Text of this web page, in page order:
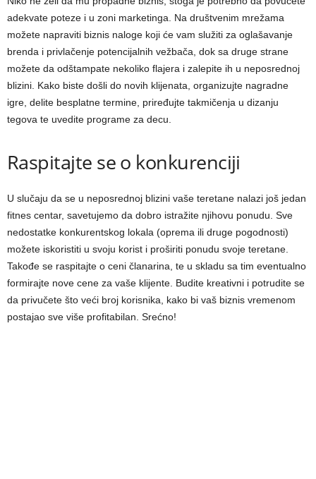
adekvate poteze i u zoni marketinga. Na društvenim mrežama
možete napraviti biznis naloge koji će vam služiti za oglašavanje
brenda i privlačenje potencijalnih vežbača, dok sa druge strane
možete da odštampate nekoliko flajera i zalepite ih u neposrednoj
blizini. Kako biste došli do novih klijenata, organizujte nagradne
igre, delite besplatne termine, priređujte takmičenja u dizanju
tegova te uvedite programe za decu.
Raspitajte se o konkurenciji
U slučaju da se u neposrednoj blizini vaše teretane nalazi još jedan
fitnes centar, savetujemo da dobro istražite njihovu ponudu. Sve
nedostatke konkurentskog lokala (oprema ili druge pogodnosti)
možete iskoristiti u svoju korist i proširiti ponudu svoje teretane.
Takođe se raspitajte o ceni članarina, te u skladu sa tim eventualno
formirajte nove cene za vaše klijente. Budite kreativni i potrudite se
da privučete što veći broj korisnika, kako bi vaš biznis vremenom
postajao sve više profitabilan. Srećno!